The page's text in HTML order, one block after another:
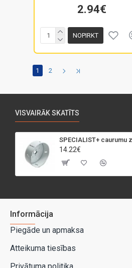
2.94€
NOPIRKT
1 2
VISVAIRĀK SKATĪTS
14.22€
Informācija
Piegāde un apmaksa
Atteikuma tiesības